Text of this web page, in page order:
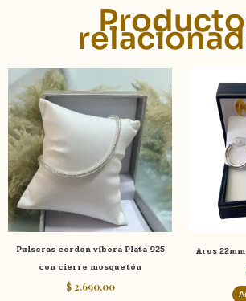
Pulseras cordon víbora Plata 925
con cierre mosquetón
$2.690,00
Aros